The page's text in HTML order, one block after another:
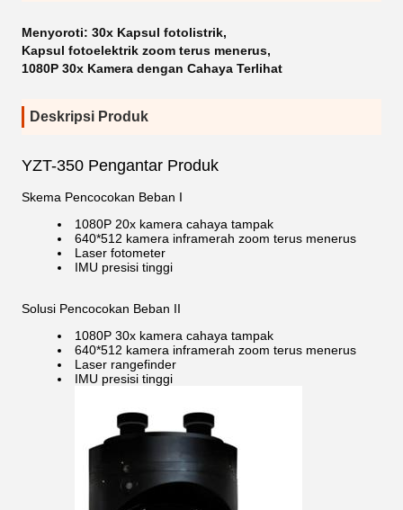
Menyoroti: 30x Kapsul fotolistrik,
Kapsul fotoelektrik zoom terus menerus,
1080P 30x Kamera dengan Cahaya Terlihat
Deskripsi Produk
YZT-350 Pengantar Produk
Skema Pencocokan Beban I
1080P 20x kamera cahaya tampak
640*512 kamera inframerah zoom terus menerus
Laser fotometer
IMU presisi tinggi
Solusi Pencocokan Beban II
1080P 30x kamera cahaya tampak
640*512 kamera inframerah zoom terus menerus
Laser rangefinder
IMU presisi tinggi